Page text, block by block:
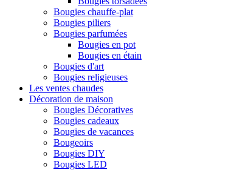
Bougies chauffe-plat
Bougies piliers
Bougies parfumées
Bougies en pot
Bougies en étain
Bougies d'art
Bougies religieuses
Les ventes chaudes
Décoration de maison
Bougies Décoratives
Bougies cadeaux
Bougies de vacances
Bougeoirs
Bougies DIY
Bougies LED